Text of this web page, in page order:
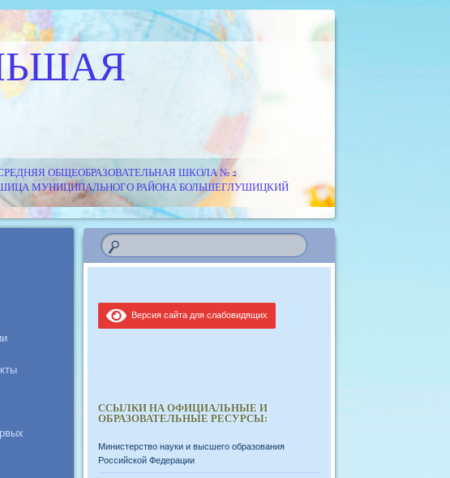
ОБЩЕОБРАЗОВАТЕЛЬНАЯ ШКОЛА № 2
МУНИЦИПАЛЬНОГО РАЙОНА БОЛЬШЕГЛУШИЦКИЙ
Версия сайта для слабовидящих
ССЫЛКИ НА ОФИЦИАЛЬНЫЕ И
ОБРАЗОВАТЕЛЬНЫЕ РЕСУРСЫ:
Министерство науки и высшего образования
Российской Федерации